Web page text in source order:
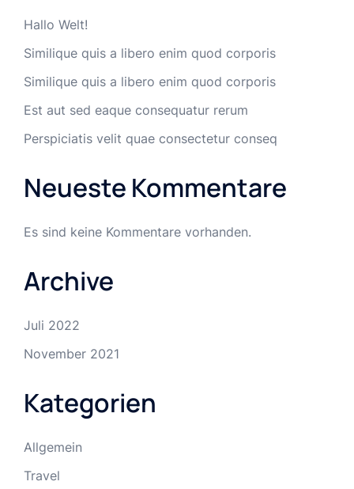
Hallo Welt!
Similique quis a libero enim quod corporis
Similique quis a libero enim quod corporis
Est aut sed eaque consequatur rerum
Perspiciatis velit quae consectetur conseq
Neueste Kommentare
Es sind keine Kommentare vorhanden.
Archive
Juli 2022
November 2021
Kategorien
Allgemein
Travel